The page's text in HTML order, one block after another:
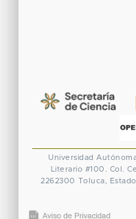
Universidad
Literario #100. Col.
2262300 Toluca,